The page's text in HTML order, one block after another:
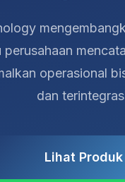
perusahaan
operasional
dan
Lihat Produk